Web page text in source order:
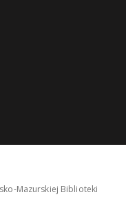
Mazurskiej Biblioteki